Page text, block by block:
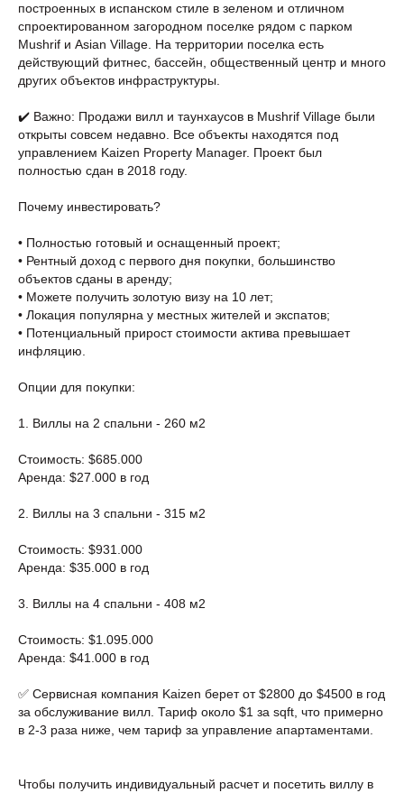
построенных в испанском стиле в зеленом и отличном
спроектированном загородном поселке рядом с парком
Mushrif и Asian Village. На территории поселка есть
действующий фитнес, бассейн, общественный центр и много
других объектов инфраструктуры.
✔️ Важно: Продажи вилл и таунхаусов в Mushrif Village были
открыты совсем недавно. Все объекты находятся под
управлением Kaizen Property Manager. Проект был
полностью сдан в 2018 году.
Почему инвестировать?
• Полностью готовый и оснащенный проект;
• Рентный доход с первого дня покупки, большинство
объектов сданы в аренду;
• Можете получить золотую визу на 10 лет;
• Локация популярна у местных жителей и экспатов;
• Потенциальный прирост стоимости актива превышает
инфляцию.
Опции для покупки:
1. Виллы на 2 спальни - 260 м2
Стоимость: $685.000
Аренда: $27.000 в год
2. Виллы на 3 спальни - 315 м2
Стоимость: $931.000
Аренда: $35.000 в год
3. Виллы на 4 спальни - 408 м2
Стоимость: $1.095.000
Аренда: $41.000 в год
✅️ Сервисная компания Kaizen берет от $2800 до $4500 в год
за обслуживание вилл. Тариф около $1 за sqft, что примерно
в 2-3 раза ниже, чем тариф за управление апартаментами.
Чтобы получить индивидуальный расчет и посетить виллу в